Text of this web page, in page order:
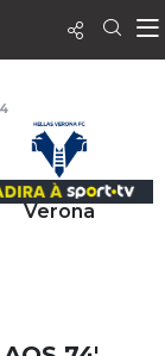
Verona